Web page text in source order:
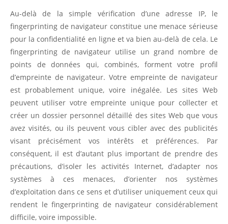
Au-delà de la simple vérification d’une adresse IP, le
fingerprinting de navigateur constitue une menace sérieuse
pour la confidentialité en ligne et va bien au-delà de cela. Le
fingerprinting de navigateur utilise un grand nombre de
points de données qui, combinés, forment votre profil
d’empreinte de navigateur. Votre empreinte de navigateur
est probablement unique, voire inégalée. Les sites Web
peuvent utiliser votre empreinte unique pour collecter et
créer un dossier personnel détaillé des sites Web que vous
avez visités, ou ils peuvent vous cibler avec des publicités
visant précisément vos intérêts et préférences. Par
conséquent, il est d’autant plus important de prendre des
précautions, d’isoler les activités Internet, d’adapter nos
systèmes à ces menaces, d’orienter nos systèmes
d’exploitation dans ce sens et d’utiliser uniquement ceux qui
rendent le fingerprinting de navigateur considérablement
difficile, voire impossible.